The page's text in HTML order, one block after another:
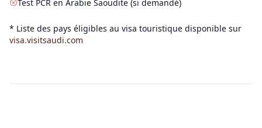
Test PCR en Arabie Saoudite (si demandé)
* Liste des pays éligibles au visa touristique disponible sur
visa.visitsaudi.com